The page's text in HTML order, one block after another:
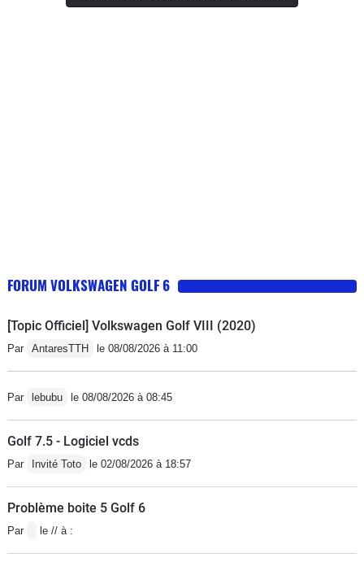
FORUM VOLKSWAGEN GOLF 6
[Topic Officiel] Volkswagen Golf VIII (2020)
Par AntaresTTH le 08/08/2026 à 11:00
Par lebubu le 08/08/2026 à 08:45
Golf 7.5 - Logiciel vcds
Par Invité Toto le 02/08/2026 à 18:57
Problème boite 5 Golf 6
Par le // à :